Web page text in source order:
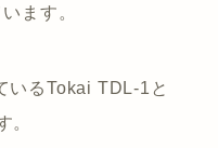
ます。
いるTokai TDL-1と
。